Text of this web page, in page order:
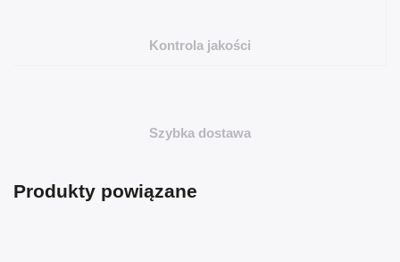
Kontrola jakości
Szybka dostawa
Produkty powiązane